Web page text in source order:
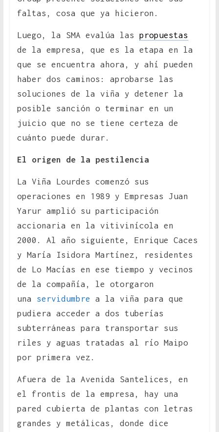
faltas, cosa que ya hicieron.
Luego, la SMA evalúa las propuestas
de la empresa, que es la etapa en la
que se encuentra ahora, y ahí pueden
haber dos caminos: aprobarse las
soluciones de la viña y detener la
posible sanción o terminar en un
juicio que no se tiene certeza de
cuánto puede durar.
El origen de la pestilencia
La Viña Lourdes comenzó sus
operaciones en 1989 y Empresas Juan
Yarur amplió su participación
accionaria en la vitivinícola en
2000. Al año siguiente, Enrique Caces
y María Isidora Martínez, residentes
de Lo Macías en ese tiempo y vecinos
de la compañía, le otorgaron
una servidumbre a la viña para que
pudiera acceder a dos tuberías
subterráneas para transportar sus
riles y aguas tratadas al río Maipo
por primera vez.
Afuera de la Avenida Santelices, en
el frontis de la empresa, hay una
pared cubierta de plantas con letras
grandes y metálicas, donde dice